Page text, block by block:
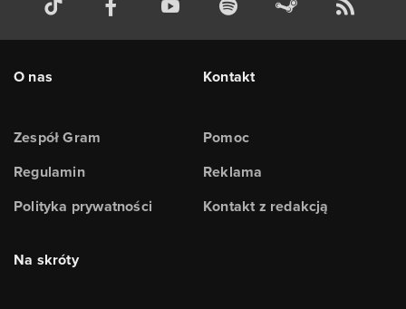
O nas
Zespół Gram
Regulamin
Polityka prywatności
Kontakt
Pomoc
Reklama
Kontakt z redakcją
Na skróty